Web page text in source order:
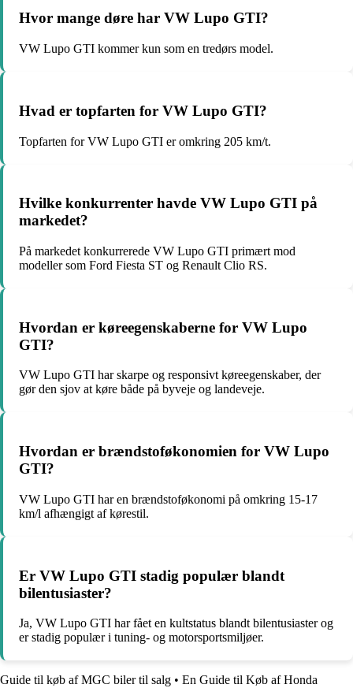
Hvor mange døre har VW Lupo GTI?
VW Lupo GTI kommer kun som en tredørs model.
Hvad er topfarten for VW Lupo GTI?
Topfarten for VW Lupo GTI er omkring 205 km/t.
Hvilke konkurrenter havde VW Lupo GTI på
markedet?
På markedet konkurrerede VW Lupo GTI primært mod
modeller som Ford Fiesta ST og Renault Clio RS.
Hvordan er køreegenskaberne for VW Lupo
GTI?
VW Lupo GTI har skarpe og responsivt køreegenskaber, der
gør den sjov at køre både på byveje og landeveje.
Hvordan er brændstoføkonomien for VW Lupo
GTI?
VW Lupo GTI har en brændstoføkonomi på omkring 15-17
km/l afhængigt af kørestil.
Er VW Lupo GTI stadig populær blandt
bilentusiaster?
Ja, VW Lupo GTI har fået en kultstatus blandt bilentusiaster og
er stadig populær i tuning- og motorsportsmiljøer.
Guide til køb af MGC biler til salg • En Guide til Køb af Honda